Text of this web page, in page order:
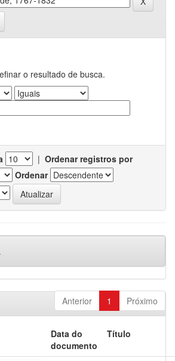
o resultado de busca.
| Ordenar registros por
Ordenar
Anterior 1 Próximo
Data do
documento
Título